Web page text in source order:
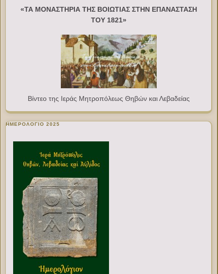
«ΤΑ ΜΟΝΑΣΤΗΡΙΑ ΤΗΣ ΒΟΙΩΤΙΑΣ ΣΤΗΝ ΕΠΑΝΑΣΤΑΣΗ
ΤΟΥ 1821»
Βίντεο της Ιεράς Μητροπόλεως Θηβών και Λεβαδείας
ΗΜΕΡΟΛΟΓΙΟ 2025